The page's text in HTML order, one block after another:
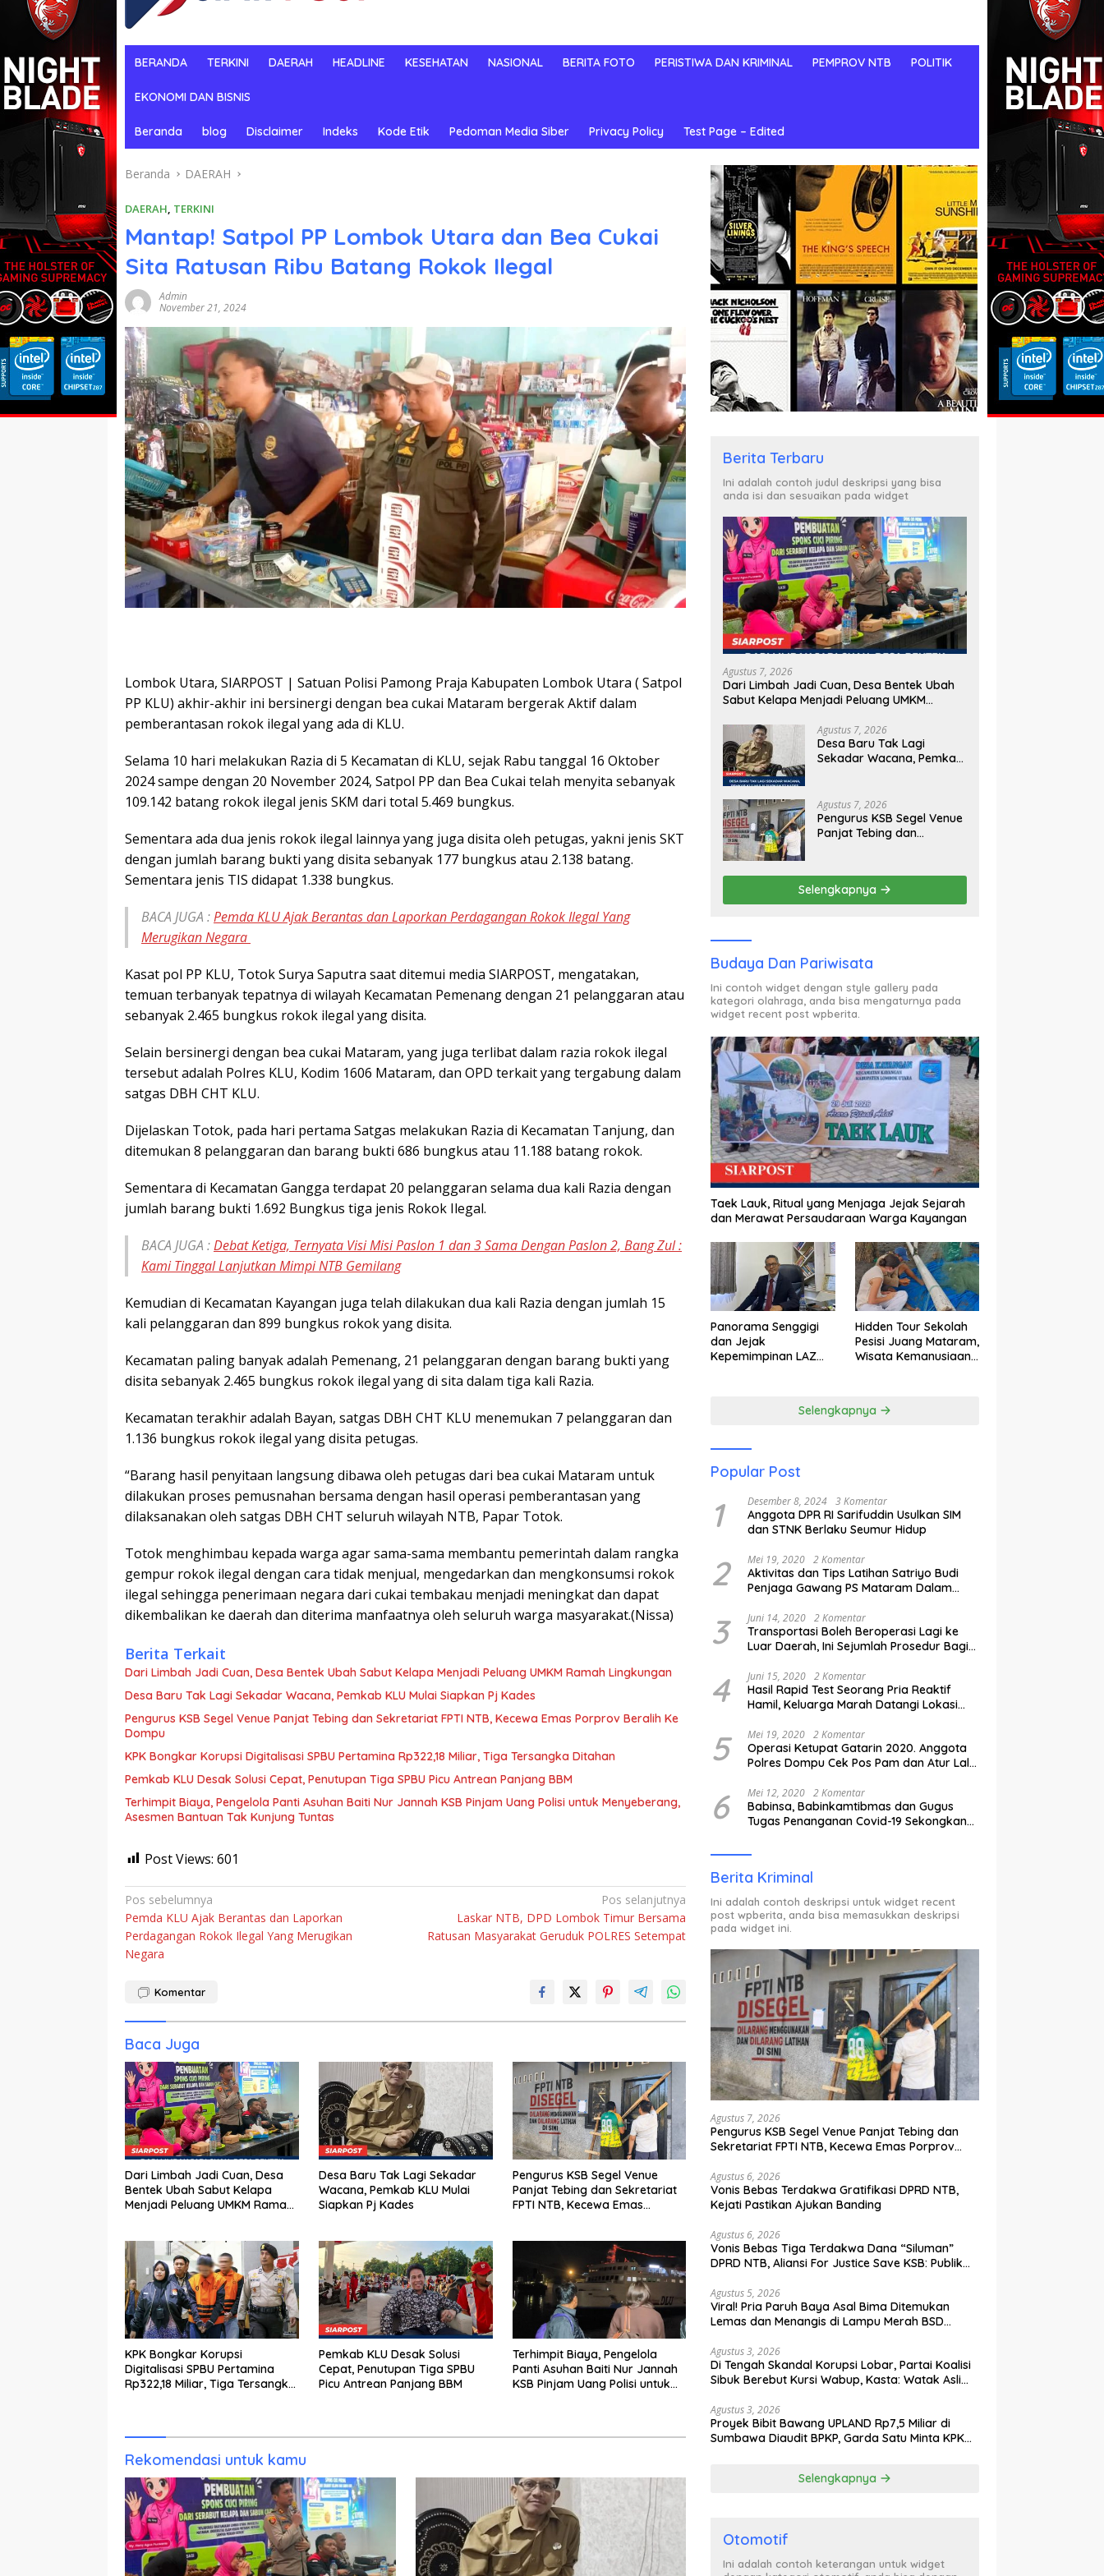
BERANDA TERKINI DAERAH HEADLINE KESEHATAN NASIONAL BERITA FOTO PERISTIWA DAN KRIMINAL PEMPROV NTB POLITIK
EKONOMI DAN BISNIS
Beranda blog Disclaimer Indeks Kode Etik Pedoman Media Siber Privacy Policy Test Page – Edited
Beranda DAERAH
DAERAH, TERKINI
Mantap! Satpol PP Lombok Utara dan Bea Cukai
Sita Ratusan Ribu Batang Rokok Ilegal
Admin
November 21, 2024
Lombok Utara, SIARPOST | Satuan Polisi Pamong Praja Kabupaten Lombok Utara ( Satpol
PP KLU) akhir-akhir ini bersinergi dengan bea cukai Mataram bergerak Aktif dalam
pemberantasan rokok ilegal yang ada di KLU.
Selama 10 hari melakukan Razia di 5 Kecamatan di KLU, sejak Rabu tanggal 16 Oktober
2024 sampe dengan 20 November 2024, Satpol PP dan Bea Cukai telah menyita sebanyak
109.142 batang rokok ilegal jenis SKM dari total 5.469 bungkus.
Sementara ada dua jenis rokok ilegal lainnya yang juga disita oleh petugas, yakni jenis SKT
dengan jumlah barang bukti yang disita sebanyak 177 bungkus atau 2.138 batang.
Sementara jenis TIS didapat 1.338 bungkus.
BACA JUGA :Pemda KLU Ajak Berantas dan Laporkan Perdagangan Rokok Ilegal Yang
Merugikan Negara
Kasat pol PP KLU, Totok Surya Saputra saat ditemui media SIARPOST, mengatakan,
temuan terbanyak tepatnya di wilayah Kecamatan Pemenang dengan 21 pelanggaran atau
sebanyak 2.465 bungkus rokok ilegal yang disita.
Selain bersinergi dengan bea cukai Mataram, yang juga terlibat dalam razia rokok ilegal
tersebut adalah Polres KLU, Kodim 1606 Mataram, dan OPD terkait yang tergabung dalam
satgas DBH CHT KLU.
Dijelaskan Totok, pada hari pertama Satgas melakukan Razia di Kecamatan Tanjung, dan
ditemukan 8 pelanggaran dan barang bukti 686 bungkus atau 11.188 batang rokok.
Sementara di Kecamatan Gangga terdapat 20 pelanggaran selama dua kali Razia dengan
jumlah barang bukti 1.692 Bungkus tiga jenis Rokok Ilegal.
BACA JUGA :Debat Ketiga, Ternyata Visi Misi Paslon 1 dan 3 Sama Dengan Paslon 2, Bang Zul :
Kami Tinggal Lanjutkan Mimpi NTB Gemilang
Kemudian di Kecamatan Kayangan juga telah dilakukan dua kali Razia dengan jumlah 15
kali pelanggaran dan 899 bungkus rokok yang disita.
Kecamatan paling banyak adalah Pemenang, 21 pelanggaran dengan barang bukti yang
disita sebanyak 2.465 bungkus rokok ilegal yang di sita dalam tiga kali Razia.
Kecamatan terakhir adalah Bayan, satgas DBH CHT KLU menemukan 7 pelanggaran dan
1.136 bungkus rokok ilegal yang disita petugas.
“Barang hasil penyitaan langsung dibawa oleh petugas dari bea cukai Mataram untuk
dilakukan proses pemusnahan bersama dengan hasil operasi pemberantasan yang
dilaksanakan oleh satgas DBH CHT seluruh wilayah NTB, Papar Totok.
Totok menghimbau kepada warga agar sama-sama membantu pemerintah dalam rangka
gempur rokok ilegal dengan cara tidak menjual, mengedarkan dan mengkonsumsi rokok
ilegal sehingga penerimaan negara dari cukai tembakau menjadi meningkat dan dapat
dikembalikan ke daerah dan diterima manfaatnya oleh seluruh warga masyarakat.(Nissa)
Berita Terkait
Dari Limbah Jadi Cuan, Desa Bentek Ubah Sabut Kelapa Menjadi Peluang UMKM Ramah Lingkungan
Desa Baru Tak Lagi Sekadar Wacana, Pemkab KLU Mulai Siapkan Pj Kades
Pengurus KSB Segel Venue Panjat Tebing dan Sekretariat FPTI NTB, Kecewa Emas Porprov Beralih Ke
Dompu
KPK Bongkar Korupsi Digitalisasi SPBU Pertamina Rp322,18 Miliar, Tiga Tersangka Ditahan
Pemkab KLU Desak Solusi Cepat, Penutupan Tiga SPBU Picu Antrean Panjang BBM
Terhimpit Biaya, Pengelola Panti Asuhan Baiti Nur Jannah KSB Pinjam Uang Polisi untuk Menyeberang,
Asesmen Bantuan Tak Kunjung Tuntas
Post Views: 601
Navigasi
pos
Pos sebelumnya
Pemda KLU Ajak Berantas dan Laporkan
Perdagangan Rokok Ilegal Yang Merugikan
Negara
Pos selanjutnya
Laskar NTB, DPD Lombok Timur Bersama
Ratusan Masyarakat Geruduk POLRES Setempat
Komentar
Baca Juga
Dari Limbah Jadi Cuan, Desa
Bentek Ubah Sabut Kelapa
Menjadi Peluang UMKM Ramah
Desa Baru Tak Lagi Sekadar
Wacana, Pemkab KLU Mulai
Siapkan Pj Kades
Pengurus KSB Segel Venue
Panjat Tebing dan Sekretariat
FPTI NTB, Kecewa Emas
KPK Bongkar Korupsi
Digitalisasi SPBU Pertamina
Rp322,18 Miliar, Tiga Tersangka
Pemkab KLU Desak Solusi
Cepat, Penutupan Tiga SPBU
Picu Antrean Panjang BBM
Terhimpit Biaya, Pengelola
Panti Asuhan Baiti Nur Jannah
KSB Pinjam Uang Polisi untuk
Rekomendasi untuk kamu
Berita Terbaru
Ini adalah contoh judul deskripsi yang bisa
anda isi dan sesuaikan pada widget
Agustus 7, 2026
Dari Limbah Jadi Cuan, Desa Bentek Ubah
Sabut Kelapa Menjadi Peluang UMKM
Agustus 7, 2026
Desa Baru Tak Lagi
Sekadar Wacana, Pemkab
Agustus 7, 2026
Pengurus KSB Segel Venue
Panjat Tebing dan
Beralih Ke Dompu
Selengkapnya
Budaya Dan Pariwisata
Ini contoh widget dengan style gallery pada
kategori olahraga, anda bisa mengaturnya pada
widget recent post wpberita.
Taek Lauk, Ritual yang Menjaga Jejak Sejarah
dan Merawat Persaudaraan Warga Kayangan
Panorama Senggigi
dan Jejak
Kepemimpinan LAZ
Hidden Tour Sekolah
Pesisi Juang Mataram,
Wisata Kemanusiaan
Selengkapnya
Popular Post
1 Desember 8, 2024 3 Komentar
Anggota DPR RI Sarifuddin Usulkan SIM
dan STNK Berlaku Seumur Hidup
2 Mei 19, 2020 2 Komentar
Aktivitas dan Tips Latihan Satriyo Budi
Penjaga Gawang PS Mataram Dalam
3 Juni 14, 2020 2 Komentar
Transportasi Boleh Beroperasi Lagi ke
Luar Daerah, Ini Sejumlah Prosedur Bagi
4 Juni 15, 2020 2 Komentar
Hasil Rapid Test Seorang Pria Reaktif
Hamil, Keluarga Marah Datangi Lokasi
5 Mei 19, 2020 2 Komentar
Operasi Ketupat Gatarin 2020. Anggota
Polres Dompu Cek Pos Pam dan Atur Lalu
6 Mei 12, 2020 2 Komentar
Babinsa, Babinkamtibmas dan Gugus
Tugas Penanganan Covid-19 Sekongkang
ODP.
Berita Kriminal
Ini adalah contoh deskripsi untuk widget recent
post wpberita, anda bisa memasukkan deskripsi
pada widget ini.
Agustus 7, 2026
Pengurus KSB Segel Venue Panjat Tebing dan
Sekretariat FPTI NTB, Kecewa Emas Porprov
Agustus 6, 2026
Vonis Bebas Terdakwa Gratifikasi DPRD NTB,
Kejati Pastikan Ajukan Banding
Agustus 6, 2026
Vonis Bebas Tiga Terdakwa Dana “Siluman”
DPRD NTB, Aliansi For Justice Save KSB: Publik
Agustus 5, 2026
Viral! Pria Paruh Baya Asal Bima Ditemukan
Lemas dan Menangis di Lampu Merah BSD
Agustus 3, 2026
Di Tengah Skandal Korupsi Lobar, Partai Koalisi
Sibuk Berebut Kursi Wabup, Kasta: Watak Asli
Agustus 3, 2026
Proyek Bibit Bawang UPLAND Rp7,5 Miliar di
Sumbawa Diaudit BPKP, Garda Satu Minta KPK
Selengkapnya
Otomotif
Ini adalah contoh keterangan untuk widget